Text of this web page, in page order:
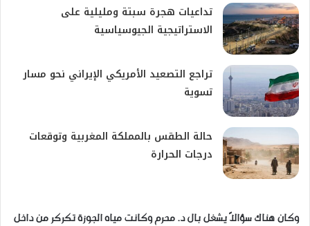
تداعيات هجرة سبتة ومليلية على
الاستراتيجية الجيوسياسية
تراجع التصعيد الأمريكي الإيراني نحو مسار
تسوية
حالة الطقس بالمملكة المغربية وتوقعات
درجات الحرارة
وكان هناك سؤالاً يشغل بال د. محرم وكانت مياه الجوزة تكركر من داخل